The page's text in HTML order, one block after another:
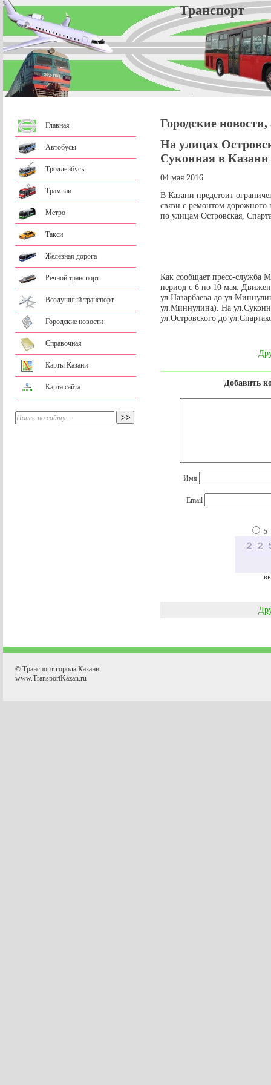
Главная
Автобусы
Троллейбусы
Трамваи
Метро
Такси
Железная дорога
Речной транспорт
Воздушный транспорт
Городские новости
Справочная
Карты Казани
Карта сайта
Городские
На улицах
Суконная в Казани
04 мая 2016
В Казани предстоит
связи с ремонтом дорожного
по улицам Островская,
Как сообщает пресс-служба
период с 6 по 10 мая.
ул.Назарбаева до
ул.Миннулина). На
ул.Островского до
Добавить
Имя
Email
5
© Транспорт города Казани
www.TransportKazan.ru